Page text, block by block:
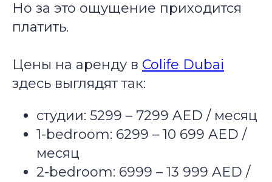
Но за это ощущение приходится
платить.
Цены на аренду в Colife Dubai
здесь выглядят так:
студии: 5299 – 7299 AED / месяц
1-bedroom: 6299 – 10 699 AED /
месяц
2-bedroom: 6999 – 13 999 AED /